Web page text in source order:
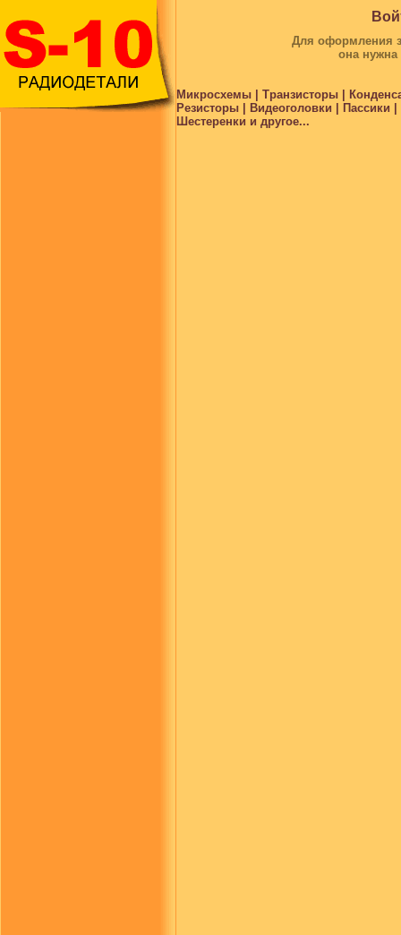
Для оформления
она
Микросхемы | Транзисторы |
Резисторы | Видеоголовки |
Шестеренки и другое...